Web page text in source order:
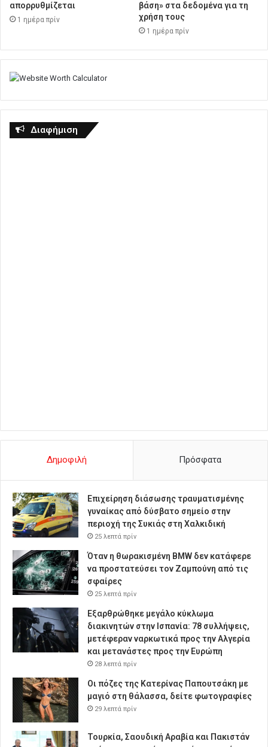
απορρυθμίζεται
1 ημέρα πρίν
βάση» στα δεδομένα για τη
χρήση τους
1 ημέρα πρίν
Διαφήμιση
Δημοφιλή Πρόσφατα
Επιχείρηση διάσωσης τραυματισμένης
γυναίκας από δύσβατο σημείο στην
περιοχή της Συκιάς στη Χαλκιδική
25 λεπτά πρίν
Όταν η θωρακισμένη BMW δεν κατάφερε
να προστατεύσει τον Ζαμπούνη από τις
σφαίρες
25 λεπτά πρίν
Εξαρθρώθηκε μεγάλο κύκλωμα
διακινητών στην Ισπανία: 78 συλλήψεις,
μετέφεραν ναρκωτικά προς την Αλγερία
και μετανάστες προς την Ευρώπη
28 λεπτά πρίν
Οι πόζες της Κατερίνας Παπουτσάκη με
μαγιό στη θάλασσα, δείτε φωτογραφίες
29 λεπτά πρίν
Τουρκία, Σαουδική Αραβία και Πακιστάν